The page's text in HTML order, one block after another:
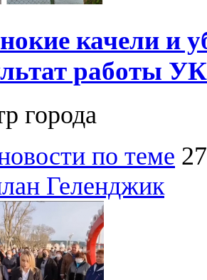
качели и
работы
города
по теме
Геленджик